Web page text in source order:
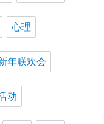
心理
年联欢会
动